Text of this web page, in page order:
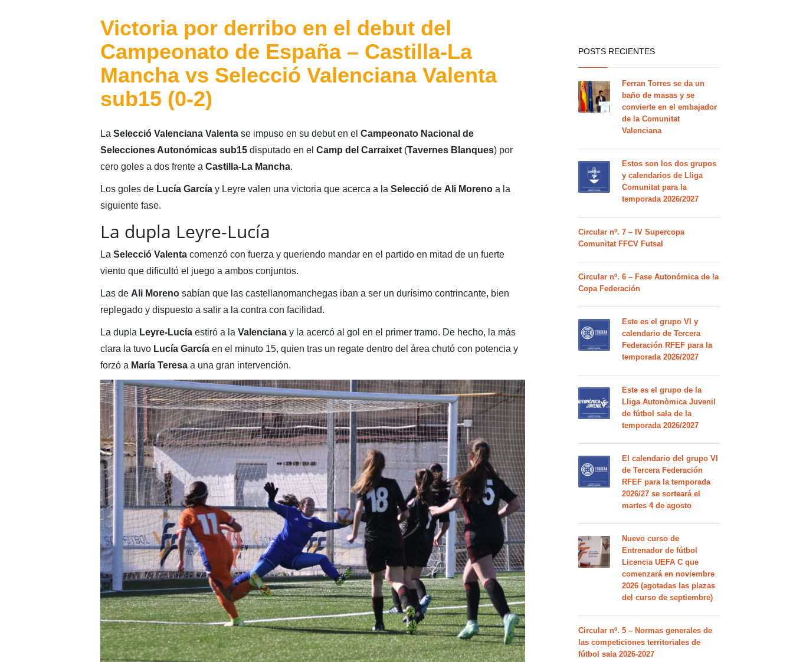
Victoria por derribo en el debut del
Campeonato de España – Castilla-La
Mancha vs Selecció Valenciana Valenta
sub15 (0-2)
La Selecció Valenciana Valentase impuso en su debut en el Campeonato Nacional de
Selecciones Autonómicas sub15disputado en el Camp del Carraixet(Tavernes Blanques) por
cero goles a dos frente a Castilla-La Mancha.
Los goles de Lucía García y Leyre valen una victoria que acerca a la Seleccióde Ali Morenoa la
siguiente fase.
La dupla Leyre-Lucía
La Selecció Valentacomenzó con fuerza y queriendo mandar en el partido en mitad de un fuerte
viento que dificultó el juego a ambos conjuntos.
Las de Ali Morenosabían que las castellanomanchegas iban a ser un durísimo contrincante, bien
replegado y dispuesto a salir a la contra con facilidad.
La dupla Leyre-Lucía estiró a la Valencianay la acercó al gol en el primer tramo. De hecho, la más
clara la tuvoLucía Garcíaen el minuto 15, quien tras un regate dentro del área chutó con potencia y
forzó a María Teresaa una gran intervención.
POSTS RECIENTES
Ferran Torres se da un
baño de masas y se
convierte en el embajador
de la Comunitat
Valenciana
Estos son los dos grupos
y calendarios de Lliga
Comunitat para la
temporada 2026/2027
Circular nº. 7 – IV Supercopa
Comunitat FFCV Futsal
Circular nº. 6 – Fase Autonómica de la
Copa Federación
Este es el grupo VI y
calendario de Tercera
Federación RFEF para la
temporada 2026/2027
Este es el grupo de la
Lliga Autonòmica Juvenil
de fútbol sala de la
temporada 2026/2027
El calendario del grupo VI
de Tercera Federación
RFEF para la temporada
2026/27 se sorteará el
martes 4 de agosto
Nuevo curso de
Entrenador de fútbol
Licencia UEFA C que
comenzará en noviembre
2026 (agotadas las plazas
del curso de septiembre)
Circular nº. 5 – Normas generales de
las competiciones territoriales de
fútbol sala 2026-2027